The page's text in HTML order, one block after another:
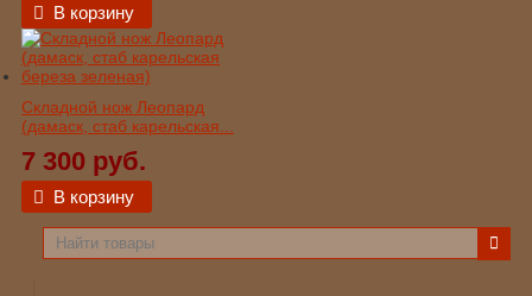
В корзину
Складной нож Леопард
(дамаск, стаб карельская...
7 300 руб.
В корзину